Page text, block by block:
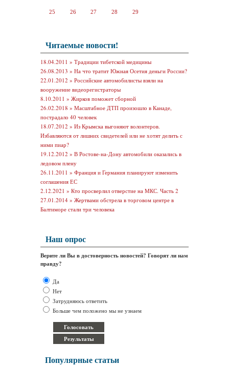
25 26 27 28 29
Читаемые новости!
18.04.2011 » Традиции тибетской медицины
26.08.2013 » На что тратит Южная Осетия деньги России?
22.01.2012 » Российские автомобилисты взяли на
вооружение видеорегистраторы
8.10.2011 » Жирков поможет сборной
26.02.2018 » Масштабное ДТП произошло в Канаде,
пострадало 40 человек
18.07.2012 » Из Крымска выгоняют волонтеров.
Избавляются от лишних свидетелей или не хотят делить с
ними пиар?
19.12.2012 » В Ростове-на-Дону автомобили оказались в
ледовом плену
26.11.2011 » Франция и Германия планируют изменить
соглашения ЕС
2.12.2021 » Кто просверлил отверстие на МКС. Часть 2
27.01.2014 » Жертвами обстрела в торговом центре в
Балтиморе стали три человека
Наш опрос
Верите ли Вы в достоверность новостей? Говорят ли нам
правду?
Да
Нет
Затрудняюсь ответить
Больше чем положено мы не узнаем
Популярные статьи